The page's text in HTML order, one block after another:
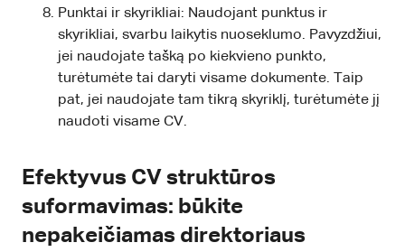
Punktai ir skyrikliai: Naudojant punktus ir
skyrikliai, svarbu laikytis nuoseklumo. Pavyzdžiui,
jei naudojate tašką po kiekvieno punkto,
turėtumėte tai daryti visame dokumente. Taip
pat, jei naudojate tam tikrą skyriklį, turėtumėte jį
naudoti visame CV.
Efektyvus CV struktūros
suformavimas: būkite
nepakeičiamas direktoriaus